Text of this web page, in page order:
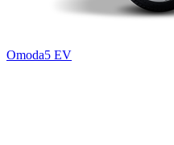
Omoda5 EV